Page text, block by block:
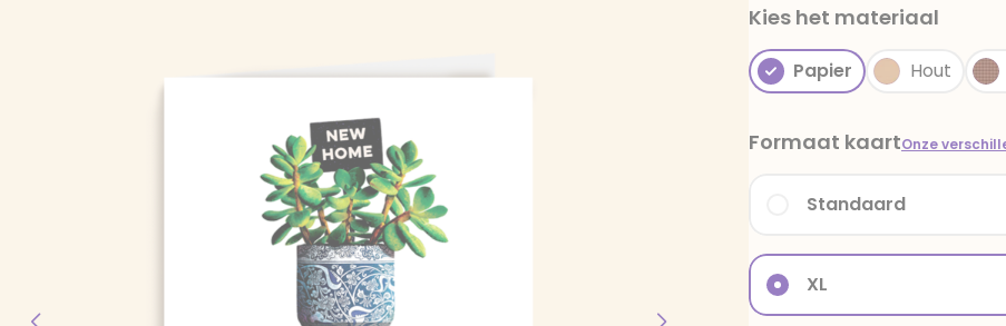
Kies het materiaal
Papier Hout
Formaat kaartOnze
XL
Standaard